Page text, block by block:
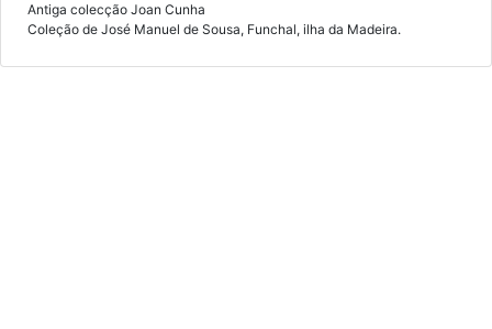
Antiga colecção Joan Cunha
Coleção de José Manuel de Sousa, Funchal, ilha da Madeira.